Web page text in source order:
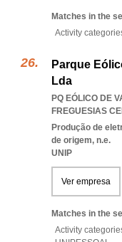
Matches in the
Activity
Parque
Lda
PQ EÓLICO DE
FREGUESIAS
Produção de
de origem, n.e.
UNIP
Ver empresa
Matches in the
Activity